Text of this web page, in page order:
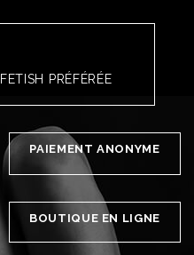
PRÉFÉRÉE
PAIEMENT ANONYME
BOUTIQUE EN LIGNE